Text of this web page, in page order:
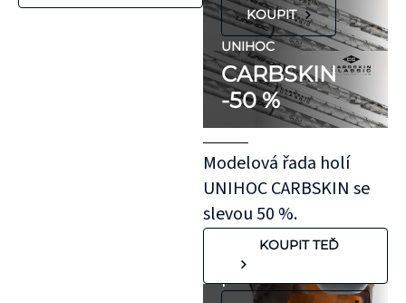
KOUPIT
UNIHOC
CARBSKIN
-50 %
Modelová řada holí
UNIHOC CARBSKIN se
slevou 50 %.
KOUPIT TEĎ
citlivou pokožku,
doporučujeme
otestovat malý
kousek KT pásky
aplikovaný bez
roztažení nejprve
na oblast se
"silnější"
pokožkou, jako je
koleno, nebo
předloktí.